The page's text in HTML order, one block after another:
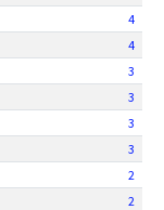
4
4
3
3
3
3
2
2